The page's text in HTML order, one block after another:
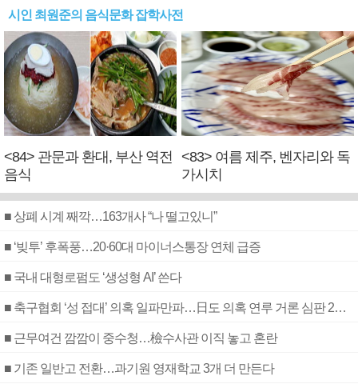
시인 최원준의 음식문화 잡학사전
<84> 관문과 환대, 부산 역전
음식
<83> 여름 제주, 벤자리와 독
가시치
■ 상폐 시계 째깍…163개사 “나 떨고있니”
■ ‘빚투’ 후폭풍…20·60대 마이너스통장 연체 급증
■ 국내 대형로펌도 ‘생성형 AI’ 쓴다
■ 축구협회 ‘성 접대’ 의혹 일파만파…日도 의혹 연루 거론 심판 2명 조사
■ 근무여건 깜깜이 중수청…檢수사관 이직 놓고 혼란
■ 기존 일반고 전환…과기원 영재학교 3개 더 만든다